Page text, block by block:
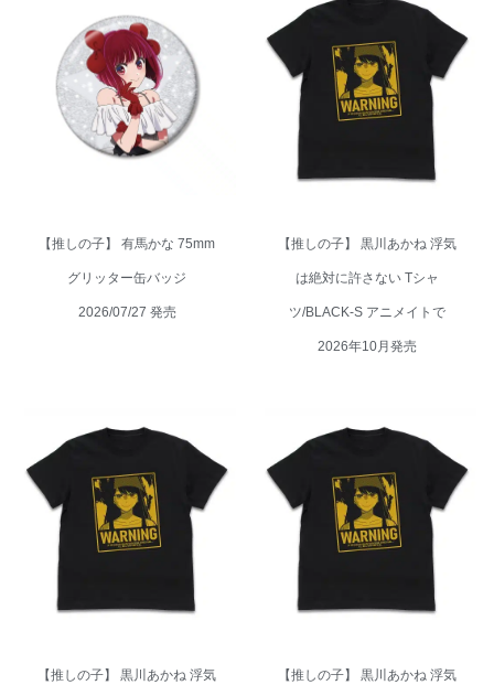
【推しの子】 有馬かな 75mm
グリッター缶バッジ
2026/07/27 発売
【推しの子】 黒川あかね 浮気
は絶対に許さない Tシャ
ツ/BLACK-S アニメイトで
2026年10月発売
【推しの子】 黒川あかね 浮気 【推しの子】 黒川あかね 浮気